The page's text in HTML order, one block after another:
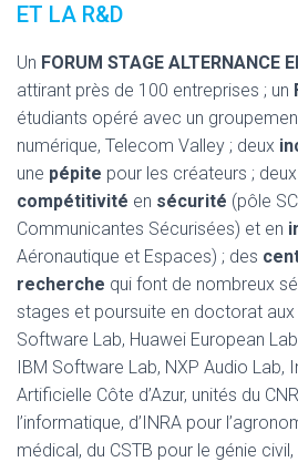
ET LA R&D
Un FORUM STAGE ALTERNANCE
attirant près de 100 entreprises ; un
étudiants opéré avec un
numérique, Telecom Valley ; deux
une pépite pour les créateurs ; deux
compétitivité en sécurité (pôle
Communicantes Sécurisées) et en
Aéronautique et Espaces) ; des
recherche qui font de nombreux
stages et poursuite en doctorat aux
Software Lab, Huawei European
IBM Software Lab, NXP Audio Lab,
Artificielle Côte d’Azur, unités du
l’informatique, d’INRA pour
médical, du CSTB pour le génie